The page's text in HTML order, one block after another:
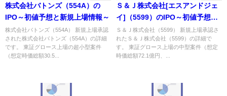
株式会社バトンズ（554A）の
IPO～初値予想と新規上場情報～
株式会社バトンズ（554A） 新規上場承認
された株式会社バトンズ（554A）の詳細
です。 東証グロース上場の超小型案件
（想定時価総額30.5...
Ｓ＆Ｊ株式会社[エスアンドジェ
イ]（5599）のIPO～初値予想と
新規上場情報～
Ｓ＆Ｊ株式会社（5599） 新規上場承認さ
れたＳ＆Ｊ株式会社（5599）の詳細で
す。 東証グロース上場の中型案件（想定
時価総額72.1億円、...